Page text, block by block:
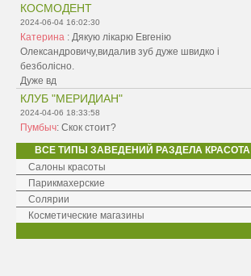
КОСМОДЕНТ
2024-06-04 16:02:30
Катерина : Дякую лікарю Евгенію
Олександровичу,видалив зуб дуже швидко і
безболісно.
Дуже вд
КЛУБ "МЕРИДИАН"
2024-04-06 18:33:58
Пумбыч: Скок стоит?
ВСЕ ТИПЫ ЗАВЕДЕНИЙ РАЗДЕЛА КРАСОТА
Салоны красоты
Парикмахерские
Солярии
Косметические магазины